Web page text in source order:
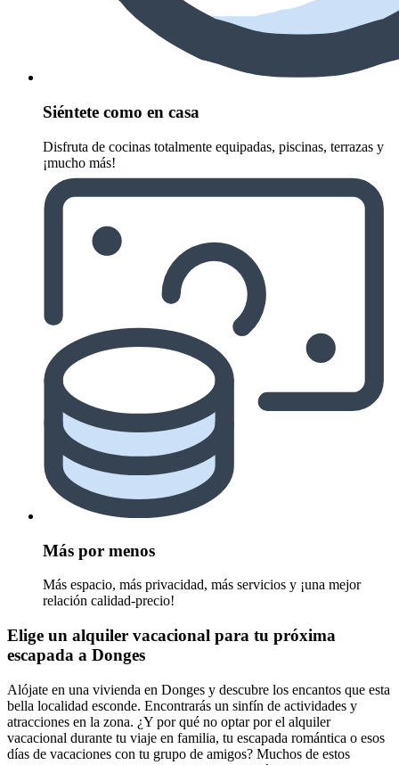
Siéntete como en casa
Disfruta de cocinas totalmente equipadas, piscinas, terrazas y
¡mucho más!
Más por menos
Más espacio, más privacidad, más servicios y ¡una mejor
relación calidad-precio!
Elige un alquiler vacacional para tu próxima
escapada a Donges
Alójate en una vivienda en Donges y descubre los encantos que esta
bella localidad esconde. Encontrarás un sinfín de actividades y
atracciones en la zona. ¿Y por qué no optar por el alquiler
vacacional durante tu viaje en familia, tu escapada romántica o esos
días de vacaciones con tu grupo de amigos? Muchos de estos